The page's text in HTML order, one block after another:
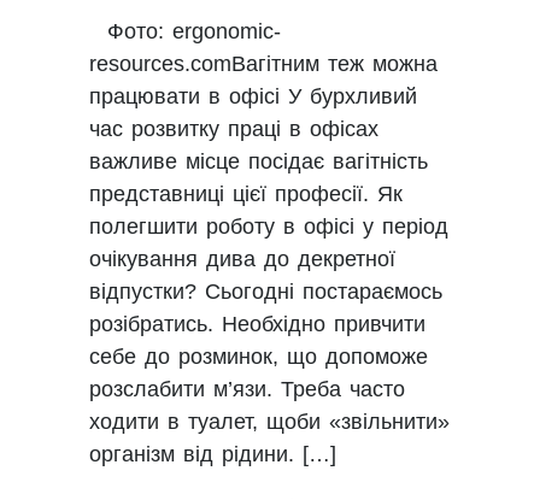
Фото: ergonomic-
resources.comВагітним теж можна
працювати в офісі У бурхливий
час розвитку праці в офісах
важливе місце посідає вагітність
представниці цієї професії. Як
полегшити роботу в офісі у період
очікування дива до декретної
відпустки? Сьогодні постараємось
розібратись. Необхідно привчити
себе до розминок, що допоможе
розслабити м’язи. Треба часто
ходити в туалет, щоби «звільнити»
організм від рідини. […]